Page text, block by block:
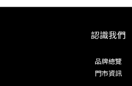
認識我們
品牌總覽
門市資訊